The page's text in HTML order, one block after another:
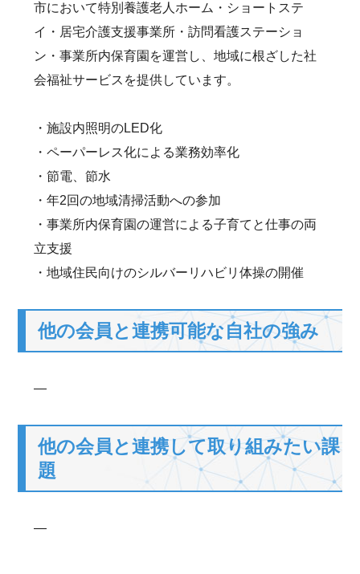
市において特別養護老人ホーム・ショートステ
イ・居宅介護支援事業所・訪問看護ステーショ
ン・事業所内保育園を運営し、地域に根ざした社
会福祉サービスを提供しています。
・施設内照明のLED化
・ペーパーレス化による業務効率化
・節電、節水
・年2回の地域清掃活動への参加
・事業所内保育園の運営による子育てと仕事の両
立支援
・地域住民向けのシルバーリハビリ体操の開催
他の会員と連携可能な自社の強み
―
他の会員と連携して取り組みたい課
題
―